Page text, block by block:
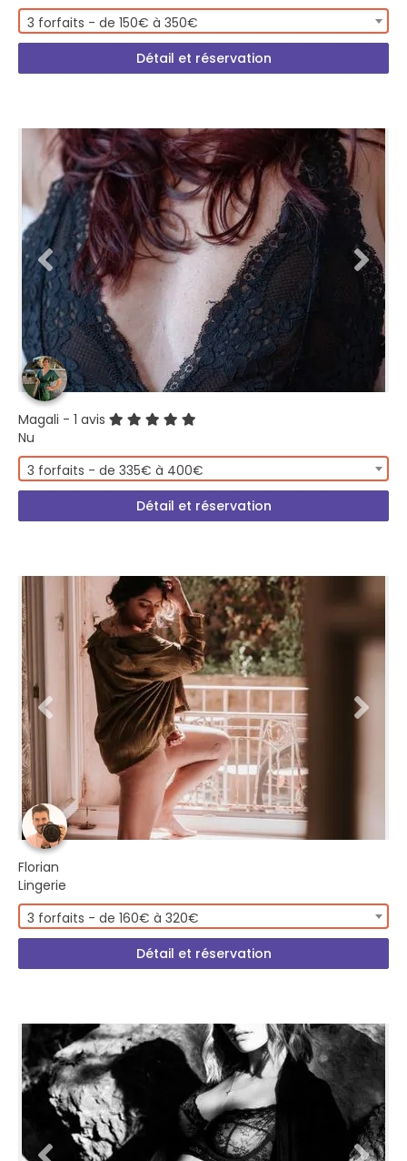
3 forfaits - de 150€ à 350€
Détail et réservation
Magali - 1 avis
Nu
3 forfaits - de 335€ à 400€
Détail et réservation
Florian
Lingerie
3 forfaits - de 160€ à 320€
Détail et réservation